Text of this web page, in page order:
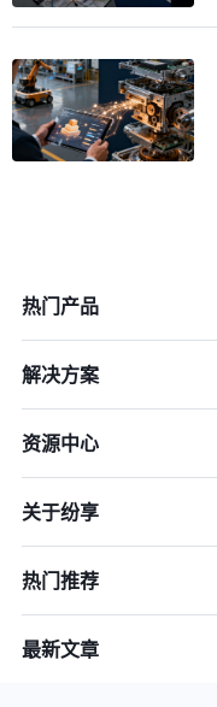
热门产品
解决方案
资源中心
关于纷享
热门推荐
最新文章